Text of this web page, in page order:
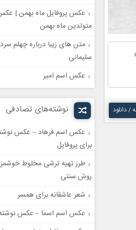
/ دانلود
عکس پروفایل ماه بهمن |
متولدین ماه بهمن
متن های زیبا درباره چهلم
سلیمانی
عکس اسم امیر
نوشته‌های تصادفی
عکس اسم فرهاد – عکس
برای پروفایل
طرز تهیه ترشی مخلوط
روش سنتی
شعر عاشقانه برای همسر
عکس اسم اسما – عکس نوشته